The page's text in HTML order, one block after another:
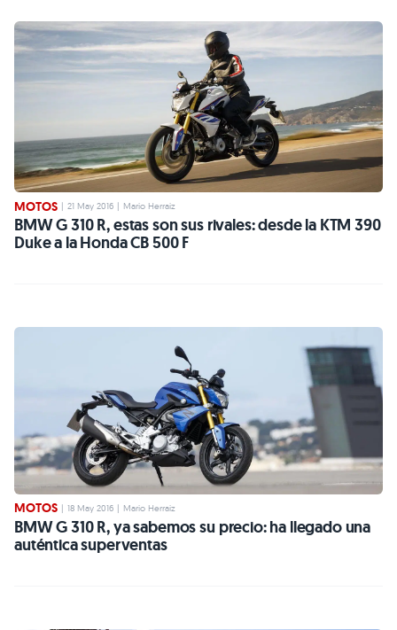
MOTOS 21 May 2016 Mario Herraiz
BMW G 310 R, estas son sus rivales: desde la KTM 390
Duke a la Honda CB 500 F
MOTOS | 18 May 2016 | Mario Herraiz
BMW G 310 R, ya sabemos su precio: ha llegado una
auténtica superventas